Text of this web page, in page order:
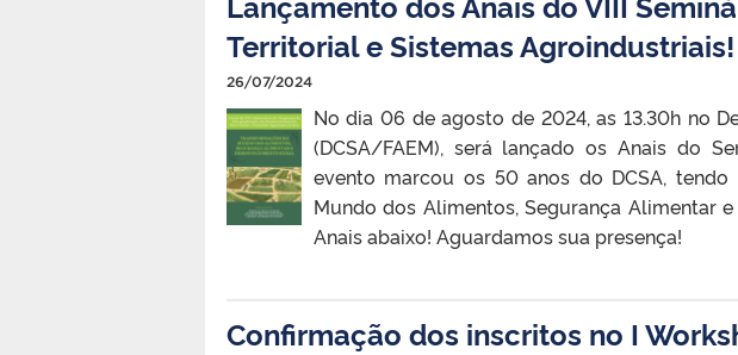
Territorial e Sistemas Agroindustriais!
26/07/2024
No dia 06 de agosto de 2024, as 13.30h no
(DCSA/FAEM), será lançado os Anais do
evento marcou os 50 anos do DCSA,
Mundo dos Alimentos, Segurança Alimentar
Anais abaixo! Aguardamos sua presença!
Confirmação dos inscritos no I